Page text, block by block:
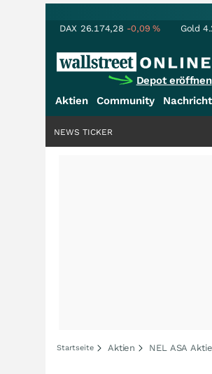
DAX 26.174,28 -0,09% Gold
Depot eröffnen
Aktien Community
NEWS TICKER
Startseite Aktien NEL ASA Aktie